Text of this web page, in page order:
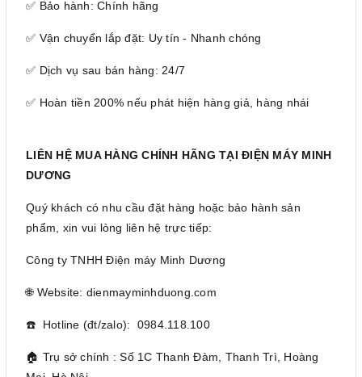
✅ Bảo hành: Chính hãng
✅ Vận chuyển lắp đặt: Uy tín - Nhanh chóng
✅ Dịch vụ sau bán hàng: 24/7
✅ Hoàn tiền 200% nếu phát hiện hàng giả, hàng nhái
LIÊN HỆ MUA HÀNG CHÍNH HÃNG TẠI ĐIỆN MÁY MINH
DƯƠNG
Quý khách có nhu cầu đặt hàng hoặc bảo hành sản
phẩm, xin vui lòng liên hệ trực tiếp:
Công ty TNHH Điện máy Minh Dương
🌐 Website: dienmayminhduong.com
☎️ Hotline (đt/zalo): 0984.118.100
🏠 Trụ sở chính : Số 1C Thanh Đàm, Thanh Trì, Hoàng